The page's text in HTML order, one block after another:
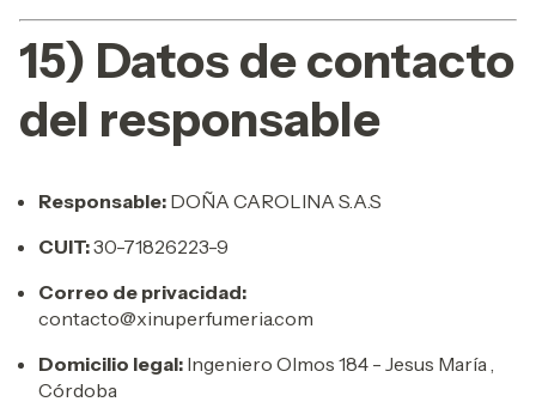
15) Datos de contacto
del responsable
Responsable: DOÑA CAROLINA S.A.S
CUIT:30-71826223-9
Correo de privacidad:
contacto@xinuperfumeria.com
Domicilio legal: Ingeniero Olmos 184 - Jesus María ,
Córdoba